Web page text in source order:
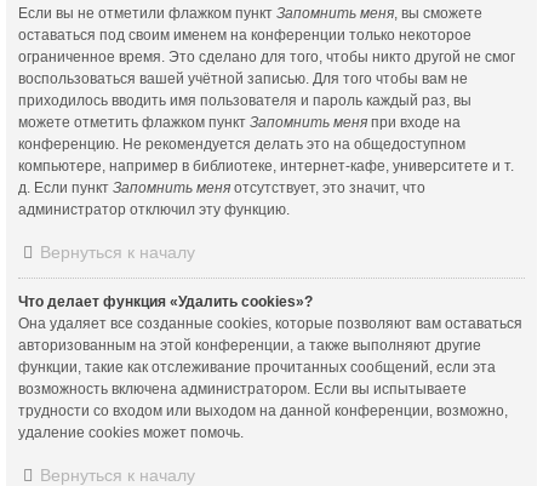
Если вы не отметили флажком пункт Запомнить меня , вы сможете
оставаться под своим именем на конференции только некоторое
ограниченное время. Это сделано для того, чтобы никто другой не смог
воспользоваться вашей учётной записью. Для того чтобы вам не
приходилось вводить имя пользователя и пароль каждый раз, вы
можете отметить флажком пункт Запомнить меня при входе на
конференцию. Не рекомендуется делать это на общедоступном
компьютере, например в библиотеке, интернет-кафе, университете и т.
д. Если пункт Запомнить меня отсутствует, это значит, что
администратор отключил эту функцию.
Вернуться к началу
Что делает функция «Удалить cookies»?
Она удаляет все созданные cookies, которые позволяют вам оставаться
авторизованным на этой конференции, а также выполняют другие
функции, такие как отслеживание прочитанных сообщений, если эта
возможность включена администратором. Если вы испытываете
трудности со входом или выходом на данной конференции, возможно,
удаление cookies может помочь.
Вернуться к началу